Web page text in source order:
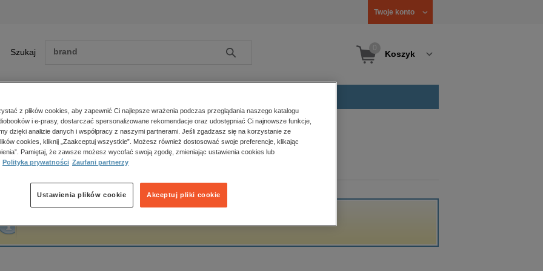
Twoje konto
Szukaj Szukaj Koszyk
Zobacz wszystkie E-prasa
polityka, społeczno-informacyjne
psychologiczne
popularno-naukowe
historia
główna Marta Otto
Otto
z plików cookies, aby zapewnić Ci najlepsze wrażenia podczas przeglądania naszego katalogu
i e-prasy, dostarczać spersonalizowane rekomendacje oraz udostępniać Ci najnowsze funkcje,
dzięki analizie danych i współpracy z naszymi partnerami. Jeśli zgadzasz się na korzystanie ze
cookies, kliknij „Zaakceptuj wszystkie”. Możesz również dostosować swoje preferencje, klikając
Pamiętaj, że zawsze możesz wycofać swoją zgodę, zmieniając ustawienia cookies lub
Polityka prywatności Zaufani partnerzy
Akceptuj pliki cookie
Ustawienia plików cookie